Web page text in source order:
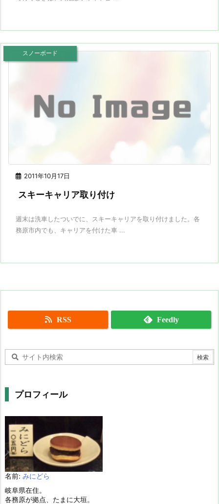
2011年10月17日
スノーボード
スキーキャリア取り付け
週末は洗車したついでに、スキーキャリアを取り付けました。各
務原市内でも、キャリアを付けた車 ...
RSS Feedly
プロフィール
名前: みにどら
岐阜県在住。
各務原が拠点、たまに大垣。